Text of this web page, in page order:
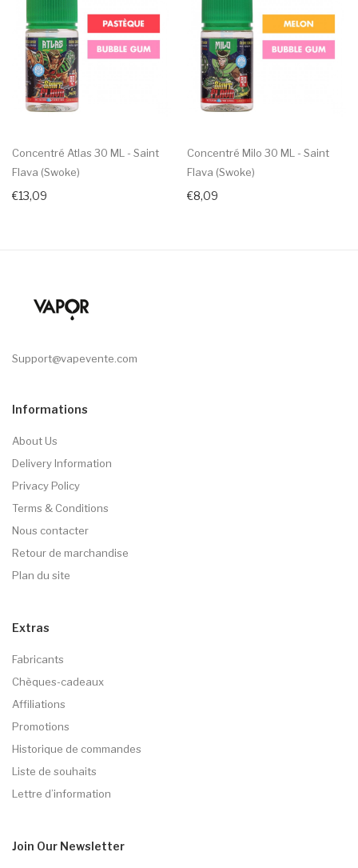
Concentré Atlas 30 ML - Saint
Flava (Swoke)
€13,09
Concentré Milo 30 ML - Saint
Flava (Swoke)
€8,09
Support@vapevente.com
Informations
About Us
Delivery Information
Privacy Policy
Terms & Conditions
Nous contacter
Retour de marchandise
Plan du site
Extras
Fabricants
Chèques-cadeaux
Affiliations
Promotions
Historique de commandes
Liste de souhaits
Lettre d’information
Join Our Newsletter